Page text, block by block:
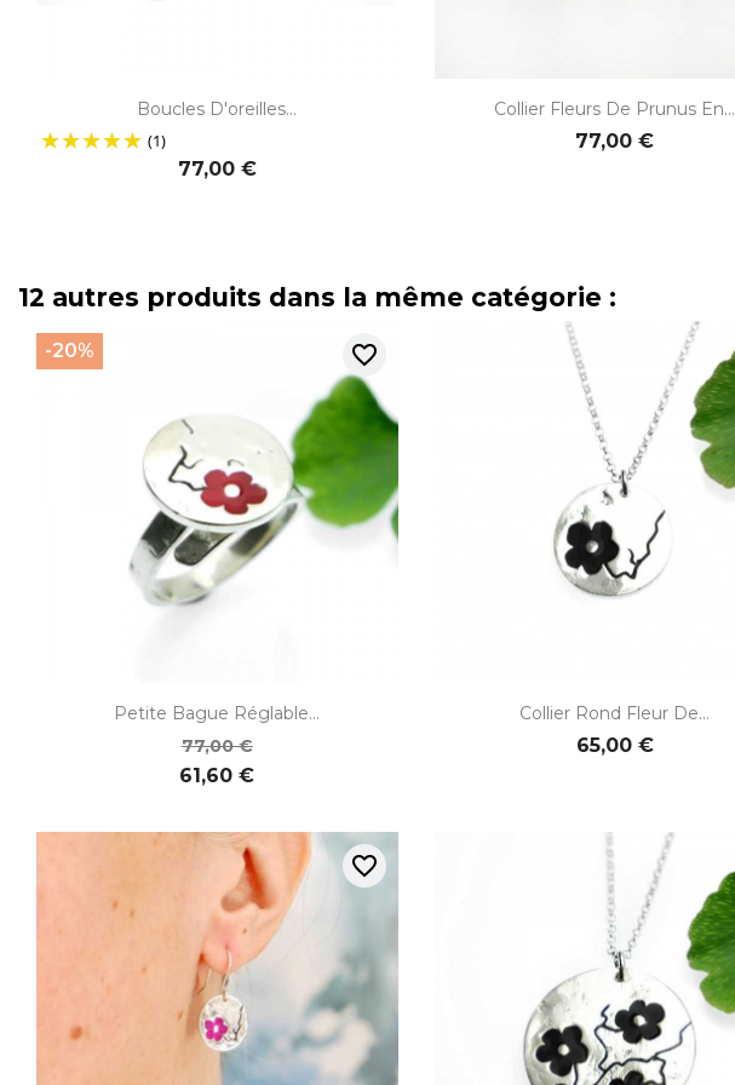
Aperçu rapide
Boucles D'oreilles...
(1)
77,00 €
Aperçu rapide
Collier Fleurs De Prunus En...
77,00 €
12 autres produits dans la même catégorie :
Aperçu rapide
Petite Bague Réglable...
77,00 €
61,60 €
-20% favorite_border
Aperçu rapide
Collier Rond Fleur De...
65,00 €
favorite_border